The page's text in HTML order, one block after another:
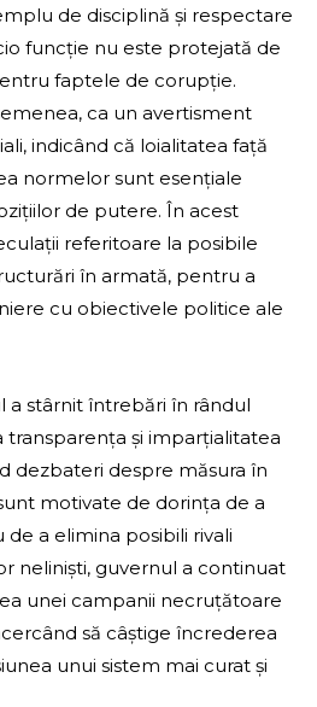
de disciplină și respectare
funcție nu este protejată de
faptele de corupție.
ca un avertisment
indicând că loialitatea față
normelor sunt esențiale
de putere. În acest
referitoare la posibile
în armată, pentru a
cu obiectivele politice ale
a stârnit întrebări în rândul
și imparțialitatea
dezbateri despre măsura în
motivate de dorința de a
a elimina posibili rivali
neliniști, guvernul a continuat
unei campanii necruțătoare
să câștige încrederea
unui sistem mai curat și